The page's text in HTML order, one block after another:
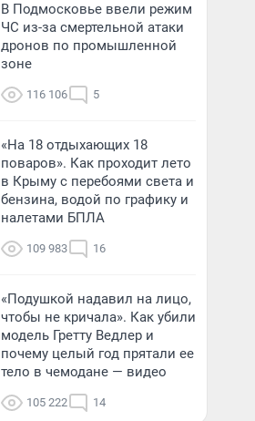
В Подмосковье ввели режим
ЧС из-за смертельной атаки
дронов по промышленной
зоне
116 106 5
«На 18 отдыхающих 18
поваров». Как проходит лето
в Крыму с перебоями света и
бензина, водой по графику и
налетами БПЛА
109 983 16
«Подушкой надавил на лицо,
чтобы не кричала». Как убили
модель Гретту Ведлер и
почему целый год прятали ее
тело в чемодане — видео
105 222 14